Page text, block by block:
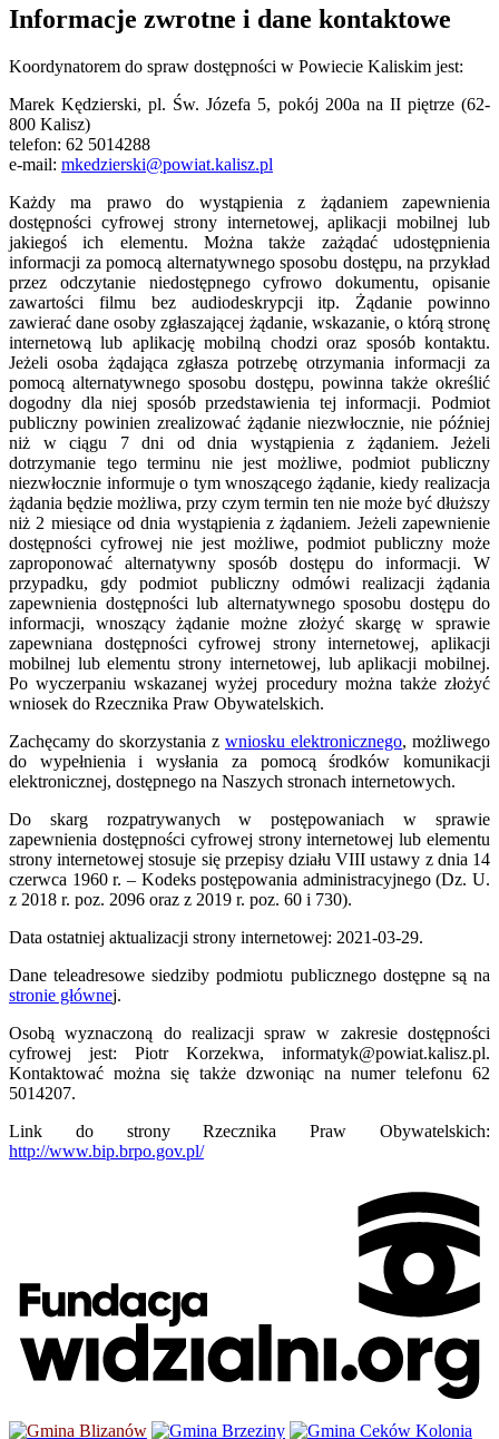
Informacje zwrotne i dane kontaktowe
Koordynatorem do spraw dostępności w Powiecie Kaliskim jest:
Marek Kędzierski, pl. Św. Józefa 5, pokój 200a na II piętrze (62-
800 Kalisz)
telefon: 62 5014288
e-mail: mkedzierski@powiat.kalisz.pl
Każdy ma prawo do wystąpienia z żądaniem zapewnienia
dostępności cyfrowej strony internetowej, aplikacji mobilnej lub
jakiegoś ich elementu. Można także zażądać udostępnienia
informacji za pomocą alternatywnego sposobu dostępu, na przykład
przez odczytanie niedostępnego cyfrowo dokumentu, opisanie
zawartości filmu bez audiodeskrypcji itp. Żądanie powinno
zawierać dane osoby zgłaszającej żądanie, wskazanie, o którą stronę
internetową lub aplikację mobilną chodzi oraz sposób kontaktu.
Jeżeli osoba żądająca zgłasza potrzebę otrzymania informacji za
pomocą alternatywnego sposobu dostępu, powinna także określić
dogodny dla niej sposób przedstawienia tej informacji. Podmiot
publiczny powinien zrealizować żądanie niezwłocznie, nie później
niż w ciągu 7 dni od dnia wystąpienia z żądaniem. Jeżeli
dotrzymanie tego terminu nie jest możliwe, podmiot publiczny
niezwłocznie informuje o tym wnoszącego żądanie, kiedy realizacja
żądania będzie możliwa, przy czym termin ten nie może być dłuższy
niż 2 miesiące od dnia wystąpienia z żądaniem. Jeżeli zapewnienie
dostępności cyfrowej nie jest możliwe, podmiot publiczny może
zaproponować alternatywny sposób dostępu do informacji. W
przypadku, gdy podmiot publiczny odmówi realizacji żądania
zapewnienia dostępności lub alternatywnego sposobu dostępu do
informacji, wnoszący żądanie możne złożyć skargę w sprawie
zapewniana dostępności cyfrowej strony internetowej, aplikacji
mobilnej lub elementu strony internetowej, lub aplikacji mobilnej.
Po wyczerpaniu wskazanej wyżej procedury można także złożyć
wniosek do Rzecznika Praw Obywatelskich.
Zachęcamy do skorzystania z wniosku elektronicznego, możliwego
do wypełnienia i wysłania za pomocą środków komunikacji
elektronicznej, dostępnego na Naszych stronach internetowych.
Do skarg rozpatrywanych w postępowaniach w sprawie
zapewnienia dostępności cyfrowej strony internetowej lub elementu
strony internetowej stosuje się przepisy działu VIII ustawy z dnia 14
czerwca 1960 r. – Kodeks postępowania administracyjnego (Dz. U.
z 2018 r. poz. 2096 oraz z 2019 r. poz. 60 i 730).
Data ostatniej aktualizacji strony internetowej: 2021-03-29.
Dane teleadresowe siedziby podmiotu publicznego dostępne są na
stronie głównej.
Osobą wyznaczoną do realizacji spraw w zakresie dostępności
cyfrowej jest: Piotr Korzekwa, informatyk@powiat.kalisz.pl.
Kontaktować można się także dzwoniąc na numer telefonu 62
5014207.
Link do strony Rzecznika Praw Obywatelskich:
http://www.bip.brpo.gov.pl/